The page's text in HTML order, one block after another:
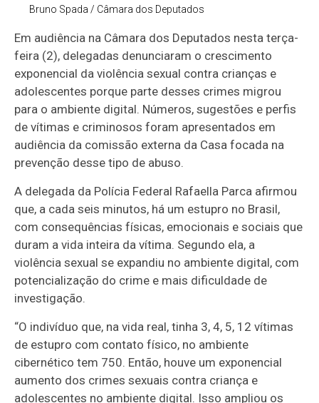
Bruno Spada / Câmara dos Deputados
Em audiência na Câmara dos Deputados nesta terça-
feira (2), delegadas denunciaram o crescimento
exponencial da violência sexual contra crianças e
adolescentes porque parte desses crimes migrou
para o ambiente digital. Números, sugestões e perfis
de vítimas e criminosos foram apresentados em
audiência da comissão externa da Casa focada na
prevenção desse tipo de abuso.
A delegada da Polícia Federal Rafaella Parca afirmou
que, a cada seis minutos, há um estupro no Brasil,
com consequências físicas, emocionais e sociais que
duram a vida inteira da vítima. Segundo ela, a
violência sexual se expandiu no ambiente digital, com
potencialização do crime e mais dificuldade de
investigação.
“O indivíduo que, na vida real, tinha 3, 4, 5, 12 vítimas
de estupro com contato físico, no ambiente
cibernético tem 750. Então, houve um exponencial
aumento dos crimes sexuais contra criança e
adolescentes no ambiente digital. Isso ampliou os